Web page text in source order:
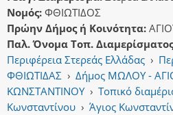
Νομός: ΦΘΙΩΤΙΔΟΣ
Πρώην Δήμος ή Κοινότητα:
Παλ. Όνομα Τοπ.
Περιφέρεια Στερεάς Ελλάδας ›
ΦΘΙΩΤΙΔΑΣ › Δήμος ΜΩΛΟΥ -
ΚΩΝΣΤΑΝΤΙΝΟΥ › Τοπικό
Κωνσταντίνου › Άγιος